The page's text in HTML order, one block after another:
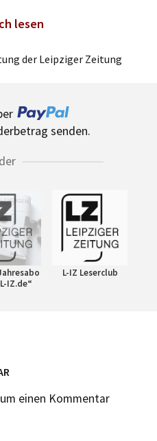
lesen
der Leipziger Zeitung
senden.
IZ.de“
L-IZ Leserclub
einen Kommentar